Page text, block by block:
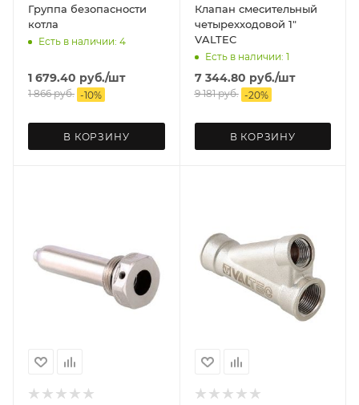
Группа безопасности
котла
Есть в наличии: 4
1 679.40 руб./шт
1 866руб. -10%
В КОРЗИНУ
Клапан смесительный
четырехходовой 1"
VALTEC
Есть в наличии: 1
7 344.80 руб./шт
9 181руб. -20%
В КОРЗИНУ